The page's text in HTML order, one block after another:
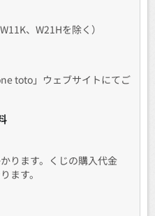
、W21Hを除く）
toto」ウェブサイトにてご
ります。くじの購入代金
ます。